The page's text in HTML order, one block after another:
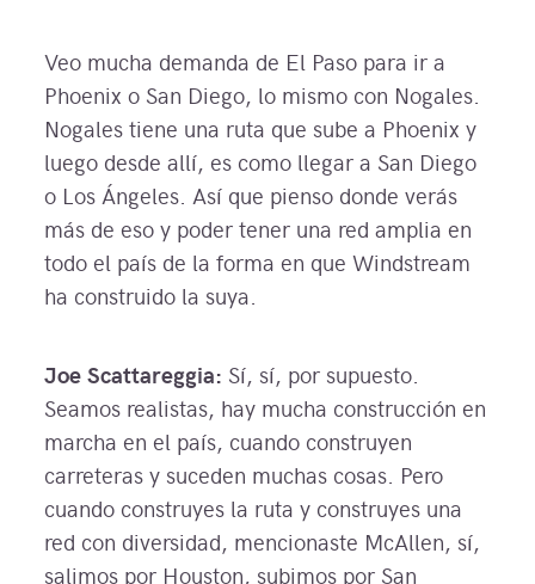
Veo mucha demanda de El Paso para ir a
Phoenix o San Diego, lo mismo con Nogales.
Nogales tiene una ruta que sube a Phoenix y
luego desde allí, es como llegar a San Diego
o Los Ángeles. Así que pienso donde verás
más de eso y poder tener una red amplia en
todo el país de la forma en que Windstream
ha construido la suya.
Joe Scattareggia: Sí, sí, por supuesto.
Seamos realistas, hay mucha construcción en
marcha en el país, cuando construyen
carreteras y suceden muchas cosas. Pero
cuando construyes la ruta y construyes una
red con diversidad, mencionaste McAllen, sí,
salimos por Houston, subimos por San